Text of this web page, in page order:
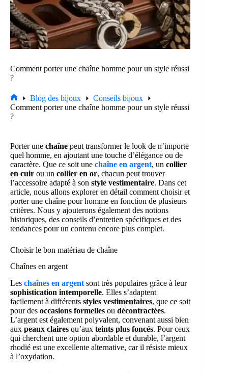
Comment porter une chaîne homme pour un style réussi
?
Accueil
Blog des bijoux
Conseils bijoux
Comment porter une chaîne homme pour un style réussi
?
Porter une chaîne peut transformer le look de n’importe
quel homme, en ajoutant une touche d’élégance ou de
caractère. Que ce soit une chaîne en argent, un collier
en cuir ou un collier en or, chacun peut trouver
l’accessoire adapté à son style vestimentaire. Dans cet
article, nous allons explorer en détail comment choisir et
porter une chaîne pour homme en fonction de plusieurs
critères. Nous y ajouterons également des notions
historiques, des conseils d’entretien spécifiques et des
tendances pour un contenu encore plus complet.
Choisir le bon matériau de chaîne
Chaînes en argent
Les chaînes en argent sont très populaires grâce à leur
sophistication intemporelle. Elles s’adaptent
facilement à différents styles vestimentaires, que ce soit
pour des occasions formelles ou décontractées.
L’argent est également polyvalent, convenant aussi bien
aux peaux claires qu’aux teints plus foncés. Pour ceux
qui cherchent une option abordable et durable, l’argent
rhodié est une excellente alternative, car il résiste mieux
à l’oxydation.